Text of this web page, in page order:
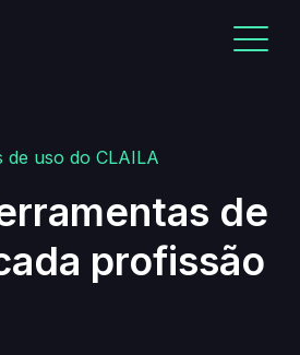
de uso do CLAILA
de
profissão